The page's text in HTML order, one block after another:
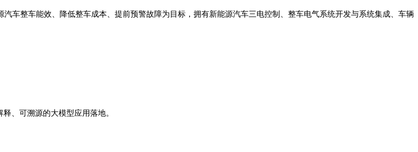
车整车能效、降低整车成本、提前预警故障为目标，拥有新能源汽车三电控制、整车电气系统开发与系统集成、车辆
、可溯源的大模型应用落地。